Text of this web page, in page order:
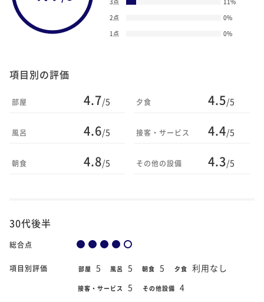
2点
0%
1点
0%
項目別の評価
部屋 4.7/5
風呂 4.6/5
朝食 4.8/5
夕食 4.5/5
接客・サービス 4.4/5
その他の設備 4.3/5
30代後半
総合点
項目別評価 部屋 5 風呂 5 朝食 5 夕食 利用なし
接客・サービス 5 その他設備 4